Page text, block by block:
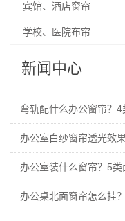
宾馆、酒店窗帘
学校、医院布帘
新闻中心
弯轨配什么办公窗帘？
办公室白纱窗帘透光效
办公室装什么窗帘？5类
办公桌北面窗帘怎么挂